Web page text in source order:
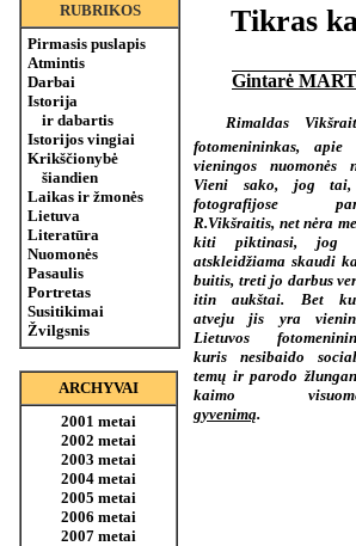
RUBRIKOS
Pirmasis puslapis
Atmintis
Darbai
Istorija
ir dabartis
Istorijos vingiai
Krikščionybė
šiandien
Laikas ir žmonės
Lietuva
Literatūra
Nuomonės
Pasaulis
Portretas
Susitikimai
Žvilgsnis
ARCHYVAI
2001 metai
2002 metai
2003 metai
2004 metai
2005 metai
2006 metai
2007 metai
Tikras
Gintarė
Rimaldas
fotomenininkas, apie
vieningos nuomonės
Vieni sako, jog
fotografijose
R.Vikšraitis, net nėra
kiti piktinasi, jog
atskleidžiama skaudi
buitis, treti jo darbus
itin aukštai. Bet
atveju jis yra
Lietuvos
kuris nesibaido
temų ir parodo
kaimo
gyvenimą.